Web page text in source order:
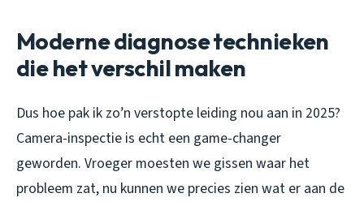
Moderne diagnose technieken
die het verschil maken
Dus hoe pak ik zo’n verstopte leiding nou aan in 2025?
Camera-inspectie is echt een game-changer
geworden. Vroeger moesten we gissen waar het
probleem zat, nu kunnen we precies zien wat er aan de